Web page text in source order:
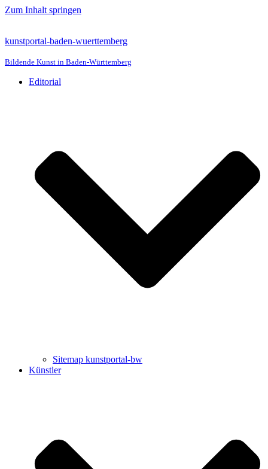
Zum Inhalt springen
kunstportal-baden-wuerttemberg
Bildende Kunst in Baden-Württemberg
Editorial
Sitemap kunstportal-bw
Künstler